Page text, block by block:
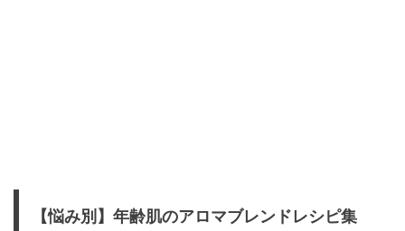
【悩み別】年齢肌のアロマブレンドレシピ集